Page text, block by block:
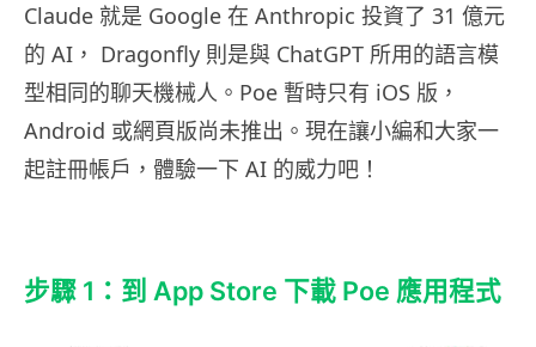
Claude 就是 Google 在 Anthropic 投資了 31 億元
的 AI， Dragonfly 則是與 ChatGPT 所用的語言模
型相同的聊天機械人。Poe 暫時只有 iOS 版，
Android 或網頁版尚未推出。現在讓小編和大家一
起註冊帳戶，體驗一下 AI 的威力吧！
步驟 1：到 App Store 下載 Poe 應用程式